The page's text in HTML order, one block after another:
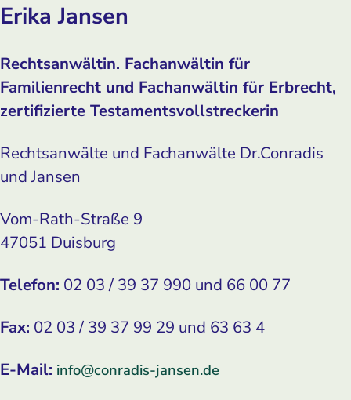
Erika Jansen
Rechtsanwältin. Fachanwältin für
Familienrecht und Fachanwältin für Erbrecht,
zertifizierte Testamentsvollstreckerin
Rechtsanwälte und Fachanwälte Dr.Conradis
und Jansen
Vom-Rath-Straße 9
47051 Duisburg
Telefon: 02 03 / 39 37 990 und 66 00 77
Fax: 02 03 / 39 37 99 29 und 63 63 4
E-Mail: info@conradis-jansen.de